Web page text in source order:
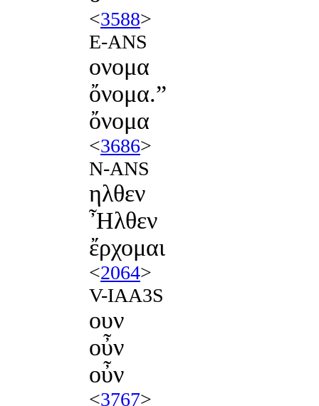
<3588>
E-ANS
ονομα
ὄνομα.”
ὄνομα
<3686>
N-ANS
ηλθεν
Ἦλθεν
ἔρχομαι
<2064>
V-IAA3S
ουν
οὖν
οὖν
<3767>